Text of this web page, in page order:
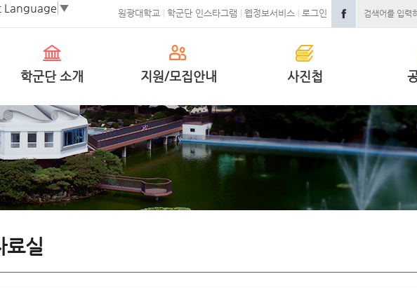
원광대학교 학군단 인스타그램 웹정보서비스 로그인
Language ▼
학군단 소개 지원/모집안내 사진첩
료실